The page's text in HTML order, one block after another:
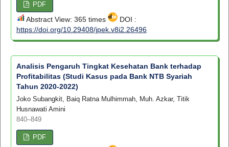
PDF
Abstract View: 365 times
DOI :
https://doi.org/10.29408/jpek.v8i2.26496
Analisis Pengaruh Tingkat Kesehatan Bank terhadap
Profitabilitas (Studi Kasus pada Bank NTB Syariah
Tahun 2020-2022)
Joko Subangkit, Baiq Ratna Mulhimmah, Muh. Azkar, Titik
Husnawati Amini
840–849
PDF